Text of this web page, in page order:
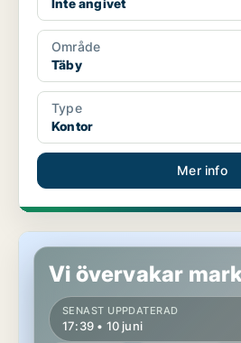
Inte angivet
Område
Täby
Type
Kontor
Mer info
Butikslokal i Täby
Vi övervakar
SENAST UPPDATERAD
17:39 • 10 juni